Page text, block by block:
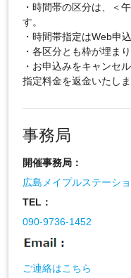
・時間帯の区分は、＜
す。
・時間帯指定はWeb申
・各区分とも枠が埋ま
・お申込みをキャンセ
指定料金を返金いたしま
事務局
開催事務局：
広島メイプルステーシ
TEL：
090-9736-1452
ご連絡はこちら